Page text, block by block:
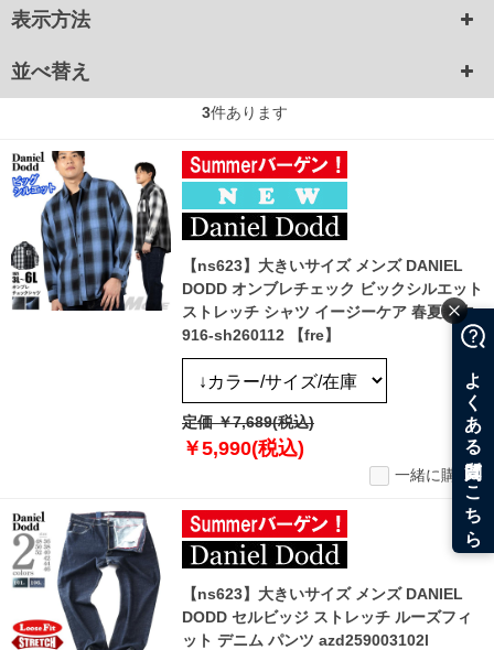
表示方法
並べ替え
3件あります
【ns623】大きいサイズ メンズ DANIEL
DODD オンブレチェック ビックシルエット
ストレッチ シャツ イージーケア 春夏新作
916-sh260112 【fre】
定価 ￥7,689(税込)
￥5,990(税込)
一緒に購入
【ns623】大きいサイズ メンズ DANIEL
DODD セルビッジ ストレッチ ルーズフィ
ット デニム パンツ azd259003102l